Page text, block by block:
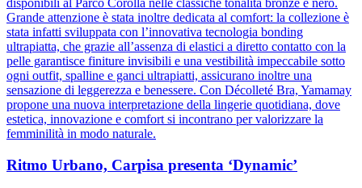
disponibili al Parco Corolla nelle classiche tonalità bronze e nero.
Grande attenzione è stata inoltre dedicata al comfort: la collezione è
stata infatti sviluppata con l’innovativa tecnologia bonding
ultrapiatta, che grazie all’assenza di elastici a diretto contatto con la
pelle garantisce finiture invisibili e una vestibilità impeccabile sotto
ogni outfit, spalline e ganci ultrapiatti, assicurano inoltre una
sensazione di leggerezza e benessere. Con Décolleté Bra, Yamamay
propone una nuova interpretazione della lingerie quotidiana, dove
estetica, innovazione e comfort si incontrano per valorizzare la
femminilità in modo naturale.
Ritmo Urbano, Carpisa presenta ‘Dynamic’